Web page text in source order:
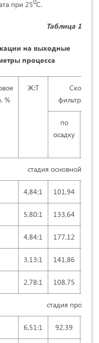
при 25 С.
Таблица 1
на выходные
процесса
%
Ж:Т
Cкорость
фильтрации,
по
осадку
стадия основной
4,84:1 101,94
5,80:1 133,64
4,84:1 177,12
3,13:1 141,86
2,78:1 108,75
стадия
6,51:1 92,39